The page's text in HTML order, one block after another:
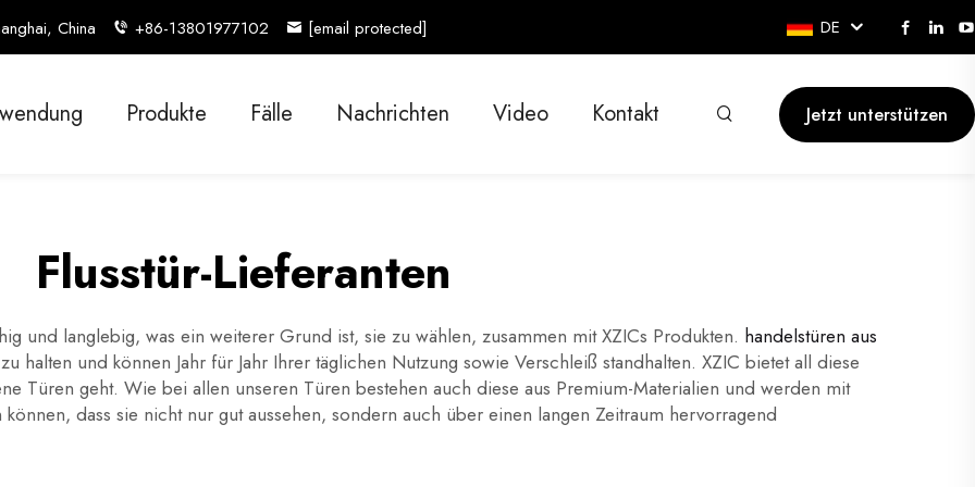
China +86-13801977102 [email protected] DE
Produkte Fälle Nachrichten Video Kontakt Jetzt unterstützen
Flusstür-Lieferanten
und langlebig, was ein weiterer Grund ist, sie zu wählen, zusammen mit XZICs Produkten. handelstüren aus
halten und können Jahr für Jahr Ihrer täglichen Nutzung sowie Verschleiß standhalten. XZIC bietet all diese
Türen geht. Wie bei allen unseren Türen bestehen auch diese aus Premium-Materialien und werden mit
dass sie nicht nur gut aussehen, sondern auch über einen langen Zeitraum hervorragend